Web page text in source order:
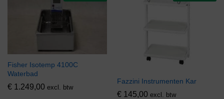
Fisher Isotemp 4100C
Waterbad
€ 1.249,00 excl. btw
Fazzini Instrumenten Kar
€ 145,00 excl. btw